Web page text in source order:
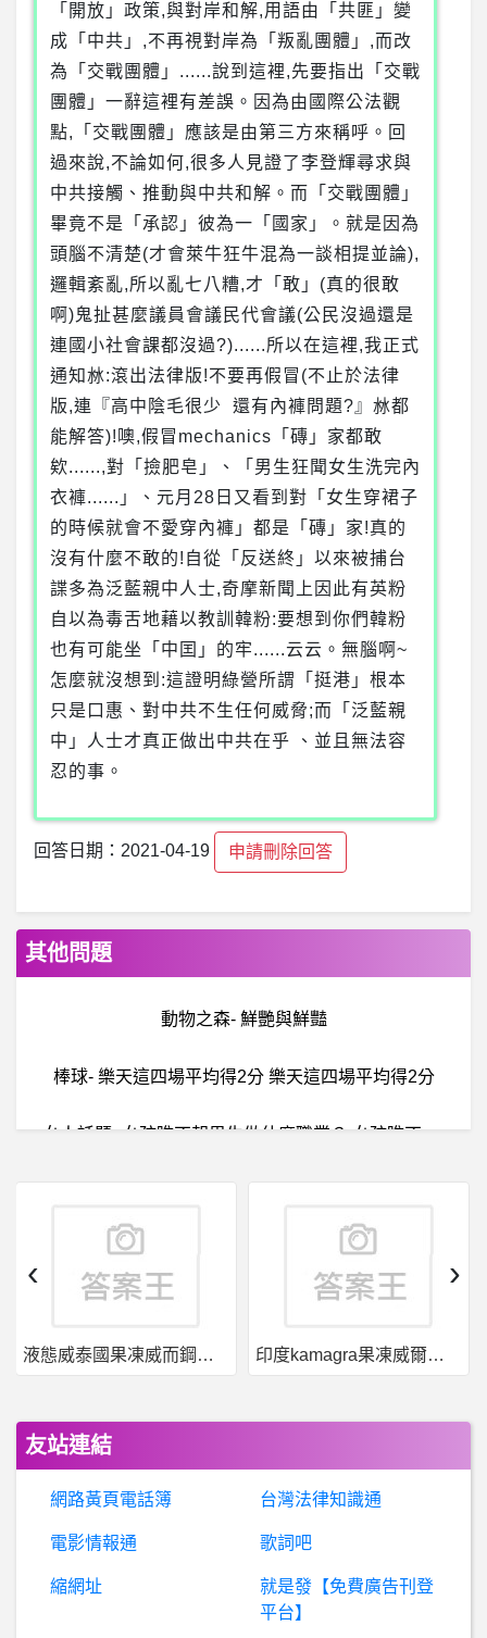
「開放」政策,與對岸和解,用語由「共匪」變
成「中共」,不再視對岸為「叛亂團體」,而改
為「交戰團體」......說到這裡,先要指出「交戰
團體」一辭這裡有差誤。因為由國際公法觀
點,「交戰團體」應該是由第三方來稱呼。回
過來說,不論如何,很多人見證了李登輝尋求與
中共接觸、推動與中共和解。而「交戰團體」
畢竟不是「承認」彼為一「國家」。就是因為
頭腦不清楚(才會萊牛狂牛混為一談相提並論),
邏輯紊亂,所以亂七八糟,才「敢」(真的很敢
啊)鬼扯甚麼議員會議民代會議(公民沒過還是
連國小社會課都沒過?)......所以在這裡,我正式
通知沝:滾出法律版!不要再假冒(不止於法律
版,連『高中陰毛很少 還有內褲問題?』沝都
能解答)!噢,假冒mechanics「磚」家都敢
欸......,對「撿肥皂」、「男生狂聞女生洗完內
衣褲......」、元月28日又看到對「女生穿裙子
的時候就會不愛穿內褲」都是「磚」家!真的
沒有什麼不敢的!自從「反送終」以來被捕台
諜多為泛藍親中人士,奇摩新聞上因此有英粉
自以為毒舌地藉以教訓韓粉:要想到你們韓粉
也有可能坐「中囯」的牢......云云。無腦啊~
怎麼就沒想到:這證明綠營所謂「挺港」根本
只是口惠、對中共不生任何威脅;而「泛藍親
中」人士才真正做出中共在乎 、並且無法容
忍的事。
回答日期：2021-04-19 申請刪除回答
其他問題
動物之森- 鮮艷與鮮豔
棒球- 樂天這四場平均得2分 樂天這四場平均得2分
女
人話題- 女孩瞧不起男生做什麼職業？ 女孩瞧不起男生做什麼職業？
美
國籃球- 對LBJ的稱讚是KI此生說過最血淋淋的謊嗎? 對LBJ的稱讚是KI此生說過最血淋淋的謊嗎?
BaseballXXXX- 七夕的英文 七夕的英文
蘋
果iOS作業系統- 請問BTS多久會通知需要證明？ 請問BTS多久會通知需要證明？
希
洽- 為何軍隊裏面會有人看不起預備軍官? 為何軍隊裏面會有人看不起預備軍官?
路跑 - 跑步 - 馬拉松- 腳踝會痛治療
印度kamagra果凍威爾剛用於治療男性勃起功能障礙 果凍威而鋼50入，液態威，口溶速效
‹ ›
友站連結
網路黃頁電話簿 台灣法律知識通
電影情報通 歌詞吧
縮網址
就是發【免費廣告刊登
平台】